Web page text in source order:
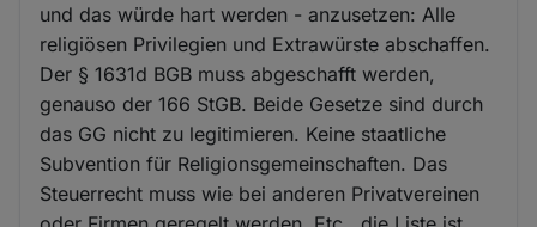
und das würde hart werden - anzusetzen: Alle
religiösen Privilegien und Extrawürste abschaffen.
Der § 1631d BGB muss abgeschafft werden,
genauso der 166 StGB. Beide Gesetze sind durch
das GG nicht zu legitimieren. Keine staatliche
Subvention für Religionsgemeinschaften. Das
Steuerrecht muss wie bei anderen Privatvereinen